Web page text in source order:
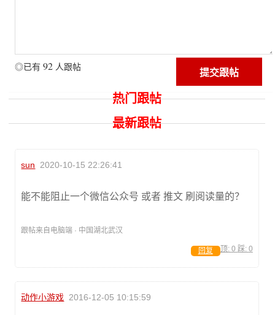
◎已有 92 人跟帖
热门跟帖
最新跟帖
sun 2020-10-15 22:26:41
能不能阻止一个微信公众号 或者 推文 刷阅读量的？
跟帖来自电脑端 · 中国湖北武汉
顶: 0 踩: 0
回复
动作小游戏 2016-12-05 10:15:59